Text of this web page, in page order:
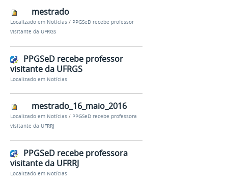
mestrado
Localizado em Notícias / PPGSeD recebe professor
visitante da UFRGS
PPGSeD recebe professor
visitante da UFRGS
Localizado em Notícias
mestrado_16_maio_2016
Localizado em Notícias / PPGSeD recebe professora
visitante da UFRRJ
PPGSeD recebe professora
visitante da UFRRJ
Localizado em Notícias